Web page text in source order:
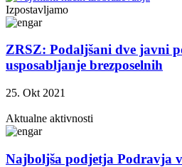
Izpostavljamo
ZRSZ: Podaljšani dve javni
usposabljanje brezposelnih
25. Okt 2021
Aktualne aktivnosti
Najboljša podjetja Podravja